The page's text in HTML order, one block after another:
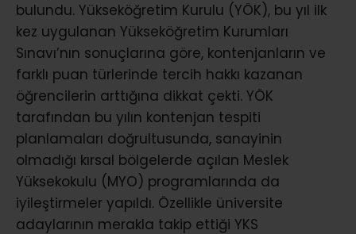
bulundu. Yükseköğretim Kurulu (YÖK), bu yıl ilk
kez uygulanan Yükseköğretim Kurumları
Sınavı’nın sonuçlarına göre, kontenjanların ve
farklı puan türlerinde tercih hakkı kazanan
öğrencilerin arttığına dikkat çekti. YÖK
tarafından bu yılın kontenjan tespiti
planlamaları doğrultusunda, sanayinin
olmadığı kırsal bölgelerde açılan Meslek
Yüksekokulu (MYO) programlarında da
iyileştirmeler yapıldı. Özellikle üniversite
adaylarının merakla takip ettiği YKS